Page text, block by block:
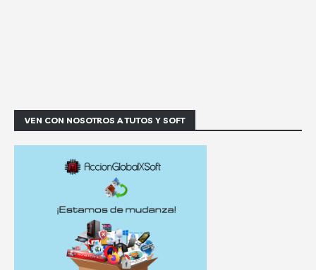
VEN CON NOSOTROS A TUTOS Y SOFT